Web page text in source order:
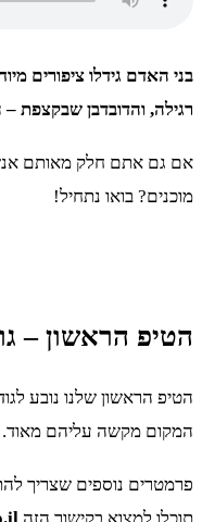
בני האדם גידלו ציפורים
רגילה, והדובדבן שבקצפת
אם גם אתם חלק מאותם
מוכנים? בואו נתחיל!
הטיפ הראשון –
הטיפ הראשון שלנו נובע
המקום מקשה עליהם מאוד.
פרמטרים נוספים שצריך